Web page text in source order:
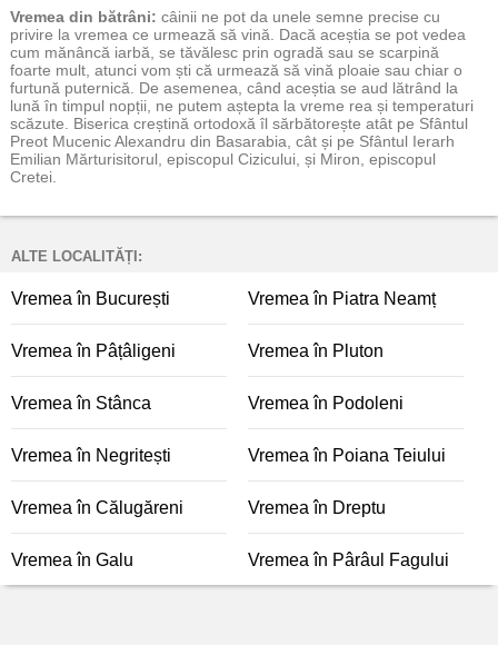
Vremea din bătrâni: câinii ne pot da unele semne precise cu
privire la vremea ce urmează să vină. Dacă aceștia se pot vedea
cum mănâncă iarbă, se tăvălesc prin ogradă sau se scarpină
foarte mult, atunci vom ști că urmează să vină ploaie sau chiar o
furtună puternică. De asemenea, când aceștia se aud lătrând la
lună în timpul nopții, ne putem aștepta la vreme rea și temperaturi
scăzute. Biserica creștină ortodoxă îl sărbătorește atât pe Sfântul
Preot Mucenic Alexandru din Basarabia, cât și pe Sfântul Ierarh
Emilian Mărturisitorul, episcopul Cizicului, și Miron, episcopul
Cretei.
ALTE LOCALITĂȚI:
Vremea în București Vremea în Piatra Neamț
Vremea în Pâțâligeni Vremea în Pluton
Vremea în Stânca Vremea în Podoleni
Vremea în Negritești Vremea în Poiana Teiului
Vremea în Călugăreni Vremea în Dreptu
Vremea în Galu Vremea în Pârâul Fagului